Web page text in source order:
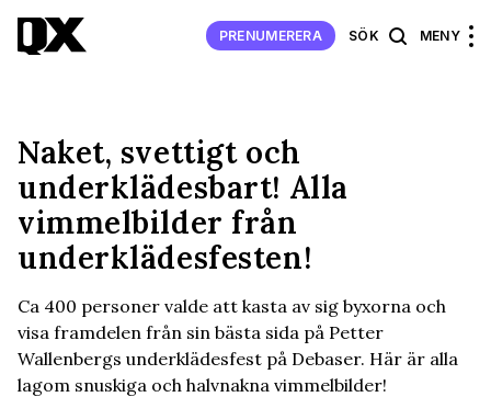
PRENUMERERA SÖK MENY
Naket, svettigt och
underklädesbart! Alla
vimmelbilder från
underklädesfesten!
Ca 400 personer valde att kasta av sig byxorna och
visa framdelen från sin bästa sida på Petter
Wallenbergs underklädesfest på Debaser. Här är alla
lagom snuskiga och halvnakna vimmelbilder!